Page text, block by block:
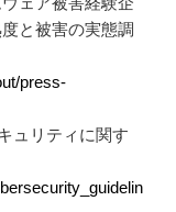
と被害の実態調
press-
ュリティに関す